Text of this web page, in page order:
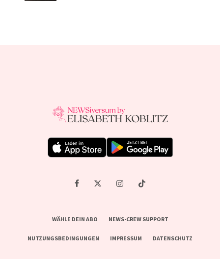
WÄHLE DEIN ABO NEWS-CREW SUPPORT
NUTZUNGSBEDINGUNGEN IMPRESSUM DATENSCHUTZ